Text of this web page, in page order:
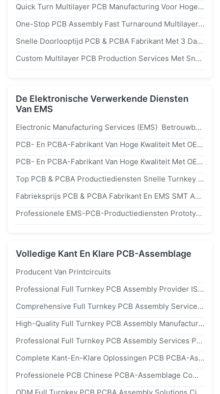
Quick Turn Multilayer PCB Manufacturing Voor Hoge Stroomtoevoer Met SMT-Assemblage
One-Stop PCB Assembly Fast Turnaround Multilayer PCB Met Snel Prototyping Van PCB-Fabrikanten
Snelle Doorlooptijd PCB & PCBA Fabrikant Met 3 Dagen Snelle Prototyping Voor Medische Apparaat Assemblage
Custom Multilayer PCB Production Services Met Snelle Prototyping En Massa Bouw
De Elektronische Verwerkende Diensten
Van EMS
Electronic Manufacturing Services (EMS) Betrouwbare PCB & PCBA Oplossingen Van Ring PCB
PCB- En PCBA-Fabrikant Van Hoge Kwaliteit Met OEM- En EMS-PCB-Productiediensten
PCB- En PCBA-Fabrikant Van Hoge Kwaliteit Met OEM- En EMS-PCB-Productiediensten
Top PCB & PCBA Productiediensten Snelle Turnkey EMS Oplossingen Van Ring PCB
Fabrieksprijs PCB & PCBA Fabrikant En EMS SMT Assemblage & Turnkey Service Provider
Professionele EMS-PCB-Productiediensten Prototype Tot Turnkey PCBA-Oplossingen
Volledige Kant En Klare PCB-Assemblage
Producent Van Printcircuits
Professional Full Turnkey PCB Assembly Provider ISO & IATF Certified Production
Comprehensive Full Turnkey PCB Assembly Services From PCB Fabrication To Final Testing
High-Quality Full Turnkey PCB Assembly Manufacturer Custom PCB & PCBA Solutions
Professional Full Turnkey PCB Assembly Services PCB Manufacturing From Prototype To Production
Complete Kant-En-Klare Oplossingen PCB PCBA-Assemblage Beste En Röntgeninspectie Inbegrepen
Professionele PCB Chinese PCBA-Assemblage Complete Turnkey-Oplossingen Met iso14001-Certificering